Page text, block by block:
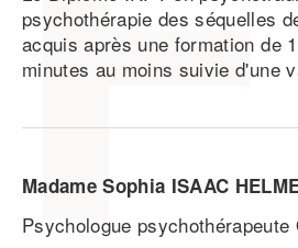
psychothérapie des séquelles
acquis après une formation de
minutes au moins suivie d'une
Madame Sophia ISAAC
Psychologue psychothérapeute